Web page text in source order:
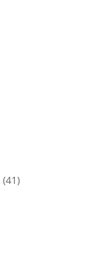
(41)